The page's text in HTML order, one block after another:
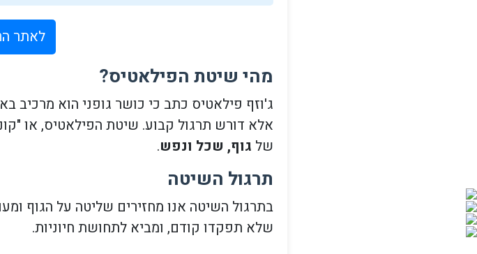
לאתר
מהי שיטת הפילאטיס?
ג'וזף פילאטיס כתב כי כושר גופני הוא מרכיב
אלא דורש תרגול קבוע. שיטת הפילאטיס, או
של גוף, שכל ונפש.
תרגול השיטה
בתרגול השיטה אנו מחזירים שליטה על הגוף
שלא תפקדו קודם, ומביא לתחושת חיוניות.